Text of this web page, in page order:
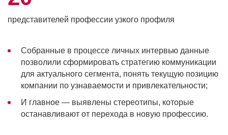
представителей профессии узкого профиля
Собранные в процессе личных интервью данные
позволили сформировать стратегию коммуникации
для актуального сегмента, понять текущую позицию
компании по узнаваемости и привлекательности;
И главное — выявлены стереотипы, которые
останавливают от перехода в новую профессию.